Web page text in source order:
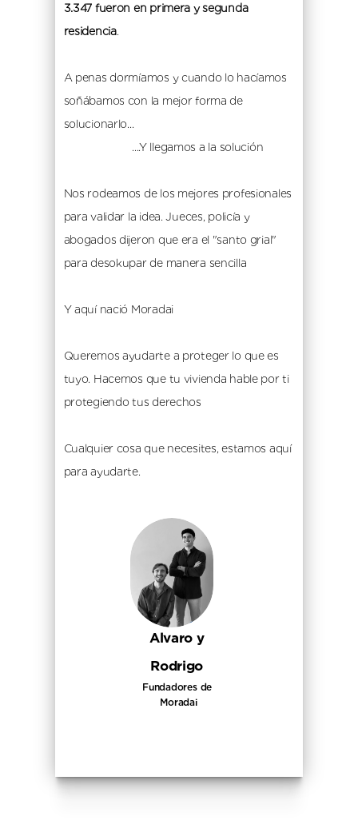
3.347 fueron en primera y segunda
residencia.
A penas dormíamos y cuando lo hacíamos
soñábamos con la mejor forma de
solucionarlo...
                       ....Y llegamos a la solución
Nos rodeamos de los mejores profesionales
para validar la idea. Jueces, policía y
abogados dijeron que era el "santo grial"
para desokupar de manera sencilla
Y aquí nació Moradai
Queremos ayudarte a proteger lo que es
tuyo. Hacemos que tu vivienda hable por ti
protegiendo tus derechos
Cualquier cosa que necesites, estamos aquí
para ayudarte.
Alvaro y
Rodrigo
Fundadores de
Moradai